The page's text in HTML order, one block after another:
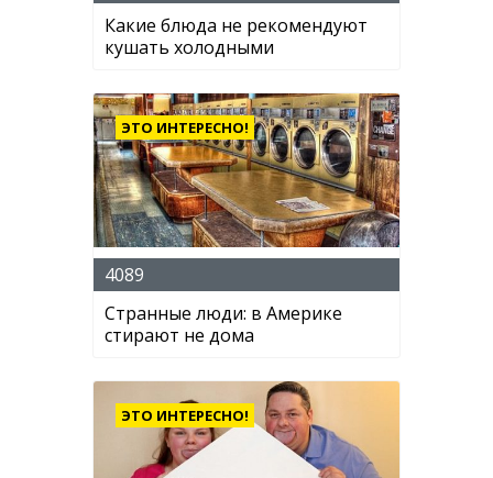
Какие блюда не рекомендуют
кушать холодными
ЭТО ИНТЕРЕСНО!
4089
Странные люди: в Америке
стирают не дома
ЭТО ИНТЕРЕСНО!